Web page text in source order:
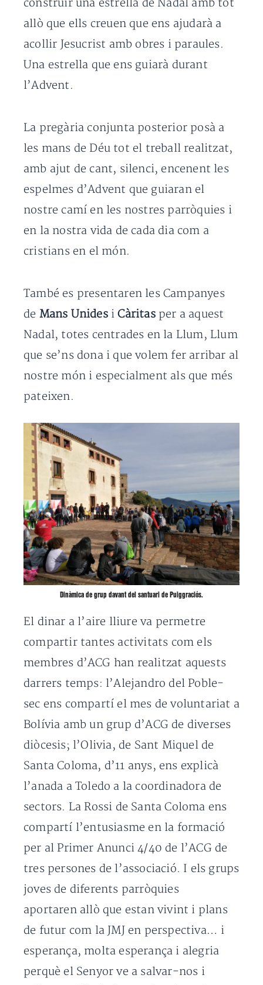
construir una estrella de Nadal amb tot
allò que ells creuen que ens ajudarà a
acollir Jesucrist amb obres i paraules.
Una estrella que ens guiarà durant
l’Advent.
La pregària conjunta posterior posà a
les mans de Déu tot el treball realitzat,
amb ajut de cant, silenci, encenent les
espelmes d’Advent que guiaran el
nostre camí en les nostres parròquies i
en la nostra vida de cada dia com a
cristians en el món.
També es presentaren les Campanyes
de Mans UnidesiCàritasper a aquest
Nadal, totes centrades en la Llum, Llum
que se’ns dona i que volem fer arribar al
nostre món i especialment als que més
pateixen.
Dinàmica de grup davant del santuari de Puiggraciós.
El dinar a l’aire lliure va permetre
compartir tantes activitats com els
membres d’ACG han realitzat aquests
darrers temps: l’Alejandro del Poble-
sec ens compartí el mes de voluntariat a
Bolívia amb un grup d’ACG de diverses
diòcesis; l’Olivia, de Sant Miquel de
Santa Coloma, d’11 anys, ens explicà
l’anada a Toledo a la coordinadora de
sectors. La Rossi de Santa Coloma ens
compartí l’entusiasme en la formació
per al Primer Anunci 4/40 de l’ACG de
tres persones de l’associació. I els grups
joves de diferents parròquies
aportaren allò que estan vivint i plans
de futur com la JMJ en perspectiva… i
esperança, molta esperança i alegria
perquè el Senyor ve a salvar-nos i